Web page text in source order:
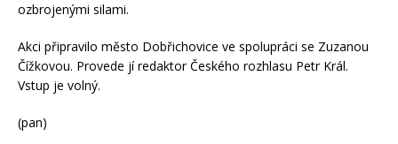
ozbrojenými silami.
Akci připravilo město Dobřichovice ve spolupráci se Zuzanou
Čížkovou. Provede jí redaktor Českého rozhlasu Petr Král.
Vstup je volný.
(pan)